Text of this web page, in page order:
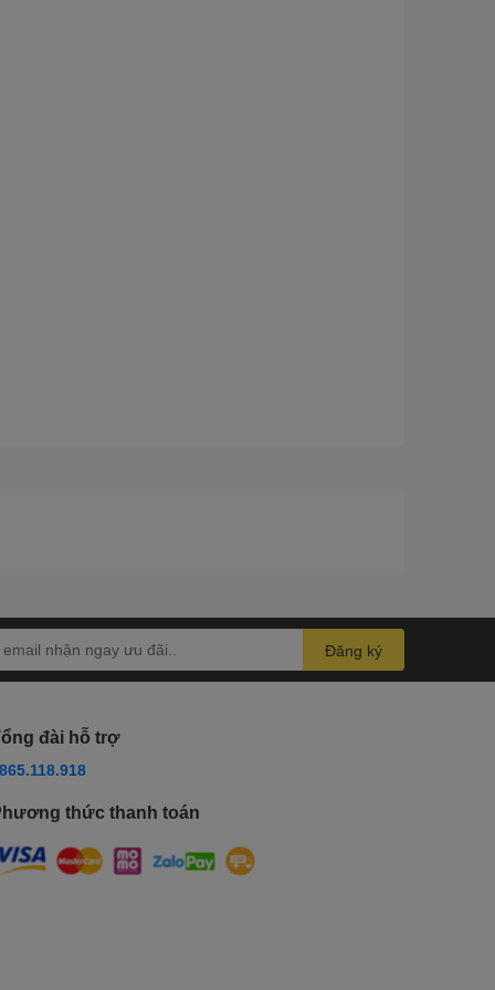
di chuyển và cất giữ. Trọng lượng nhẹ
Đăng ký
đài hỗ trợ
thức thanh toán